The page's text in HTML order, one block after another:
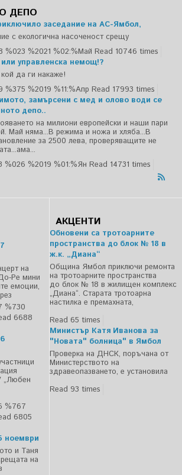
ДЕПО
заседание на АС-Ямбол,
с екологична насоченост срещу
%023 %2021 %02:%Май Read 10746 times
управленска немощ!?
да ги накаже!
%2019 %11:%Апр Read 17993 times
замърсени с мед и олово води се
депо..
на милиони европейски и наши пари
Май няма...В режима и ножа и хляба...В
за 2500 лева, проверяващите не
%026 %2019 %01:%Ян Read 14731 times
на
Ре мини
емоции,
%730
6688
„Любен
%767
6805
ноември
и Таня
на
АКЦЕНТИ
Обновени са тротоарните
пространства до блок № 18 в
ж.к. „Диана“
Община Ямбол приключи ремонта
на тротоарните пространства
до блок № 18 в жилищен комплекс
„Диана“. Старата тротоарна
настилка е премахната,
Read 65 times
Министър Катя Иванова за
"Новата" болница" в Ямбол
Проверка на ДНСК, поръчана от
Министерството на
здравеопазването, е установила
Read 93 times